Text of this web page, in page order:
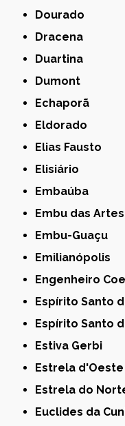
Dourado
Dracena
Duartina
Dumont
Echaporã
Eldorado
Elias Fausto
Elisiário
Embaúba
Embu das Artes
Embu-Guaçu
Emilianópolis
Engenheiro
Espírito Santo
Espírito Santo
Estiva Gerbi
Estrela d'Oeste
Estrela do
Euclides da